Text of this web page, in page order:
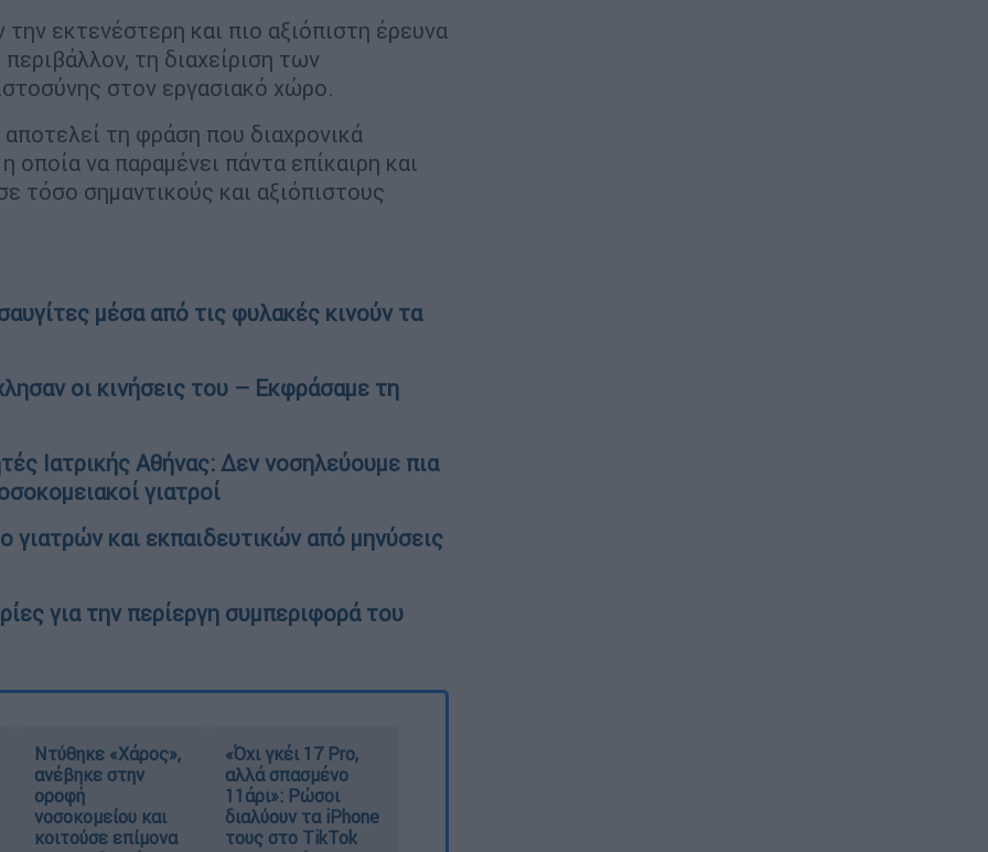
εκτενέστερη και πιο αξιόπιστη έρευνα
τη διαχείριση των
στον εργασιακό χώρο.
αποτελεί τη φράση που διαχρονικά
οποία να παραμένει πάντα επίκαιρη και
τόσο σημαντικούς και αξιόπιστους
μέσα από τις φυλακές κινούν τα
οι κινήσεις του – Εκφράσαμε τη
Ιατρικής Αθήνας: Δεν νοσηλεύουμε πια
γιατροί
και εκπαιδευτικών από μηνύσεις
για την περίεργη συμπεριφορά του
Ντύθηκε «Χάρος»,
ανέβηκε στην
οροφή
νοσοκομείου και
κοιτούσε επίμονα
«Όχι γκέι 17 Pro,
αλλά σπασμένο
11άρι»: Ρώσοι
διαλύουν τα iPhone
τους στο TikTok